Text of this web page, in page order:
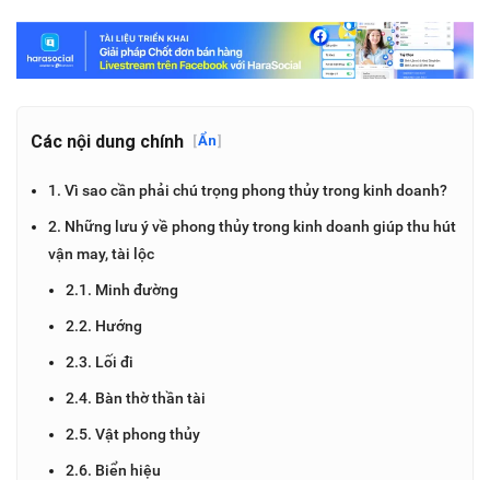
Các nội dung chính [Ẩn]
1. Vì sao cần phải chú trọng phong thủy trong kinh doanh?
2. Những lưu ý về phong thủy trong kinh doanh giúp thu hút
vận may, tài lộc
2.1. Minh đường
2.2. Hướng
2.3. Lối đi
2.4. Bàn thờ thần tài
2.5. Vật phong thủy
2.6. Biển hiệu